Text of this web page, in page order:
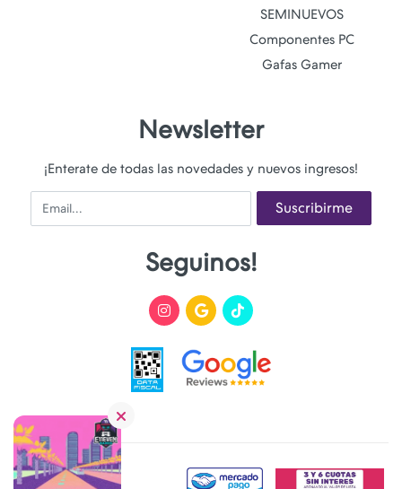
SEMINUEVOS
Componentes PC
Gafas Gamer
Newsletter
¡Enterate de todas las novedades y nuevos ingresos!
Email Suscribirme
Seguinos!